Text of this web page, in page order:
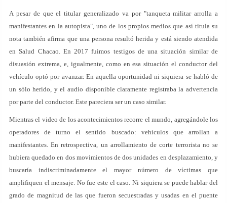
A pesar de que el titular generalizado va por "tanqueta militar arrolla a
manifestantes en la autopista", uno de los propios medios que así titula su
nota también afirma que una persona resultó herida y está siendo atendida
en Salud Chacao. En 2017 fuimos testigos de una situación similar de
disuasión extrema, e, igualmente, como en esa situación el conductor del
vehículo optó por avanzar. En aquella oportunidad ni siquiera se habló de
un sólo herido, y el audio disponible claramente registraba la advertencia
por parte del conductor. Este pareciera ser un caso similar.
Mientras el video de los acontecimientos recorre el mundo, agregándole los
operadores de turno el sentido buscado: vehículos que arrollan a
manifestantes. En retrospectiva, un arrollamiento de corte terrorista no se
hubiera quedado en dos movimientos de dos unidades en desplazamiento, y
buscaría indiscriminadamente el mayor número de víctimas que
amplifiquen el mensaje. No fue este el caso. Ni siquiera se puede hablar del
grado de magnitud de las que fueron secuestradas y usadas en el puente